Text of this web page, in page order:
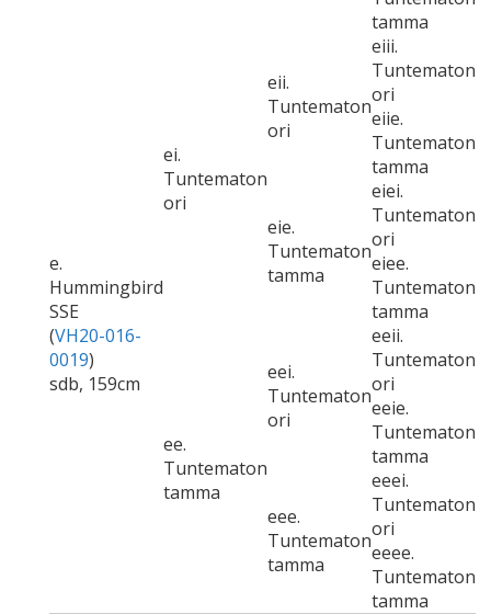
tamma
e.
Hummingbird
SSE
(VH20-016-
0019)
sdb, 159cm
ei.
Tuntematon
ori
eii.
Tuntematon
ori
eiii.
Tuntematon
ori
eiie.
Tuntematon
tamma
eie.
Tuntematon
tamma
eiei.
Tuntematon
ori
eiee.
Tuntematon
tamma
ee.
Tuntematon
tamma
eei.
Tuntematon
ori
eeii.
Tuntematon
ori
eeie.
Tuntematon
tamma
eee.
Tuntematon
tamma
eeei.
Tuntematon
ori
eeee.
Tuntematon
tamma